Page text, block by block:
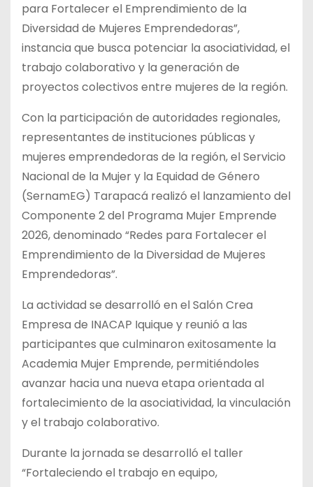
para Fortalecer el Emprendimiento de la
Diversidad de Mujeres Emprendedoras”,
instancia que busca potenciar la asociatividad, el
trabajo colaborativo y la generación de
proyectos colectivos entre mujeres de la región.
Con la participación de autoridades regionales,
representantes de instituciones públicas y
mujeres emprendedoras de la región, el Servicio
Nacional de la Mujer y la Equidad de Género
(SernamEG) Tarapacá realizó el lanzamiento del
Componente 2 del Programa Mujer Emprende
2026, denominado “Redes para Fortalecer el
Emprendimiento de la Diversidad de Mujeres
Emprendedoras”.
La actividad se desarrolló en el Salón Crea
Empresa de INACAP Iquique y reunió a las
participantes que culminaron exitosamente la
Academia Mujer Emprende, permitiéndoles
avanzar hacia una nueva etapa orientada al
fortalecimiento de la asociatividad, la vinculación
y el trabajo colaborativo.
Durante la jornada se desarrolló el taller
“Fortaleciendo el trabajo en equipo,